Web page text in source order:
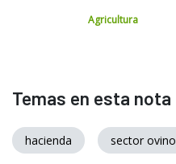
Agricultura
Temas en esta nota
hacienda sector ovino